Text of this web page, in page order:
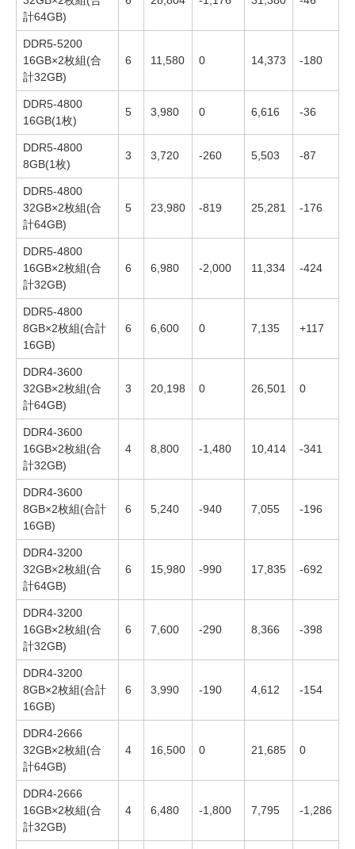
計64GB)
DDR5-5200
16GB×2枚組(合
計32GB)
6 11,580 0 14,373 -180
DDR5-4800
16GB(1枚)
5 3,980 0 6,616 -36
DDR5-4800
8GB(1枚)
3 3,720 -260 5,503 -87
DDR5-4800
32GB×2枚組(合
計64GB)
5 23,980 -819 25,281 -176
DDR5-4800
16GB×2枚組(合
計32GB)
6 6,980 -2,000 11,334 -424
DDR5-4800
8GB×2枚組(合計
16GB)
6 6,600 0 7,135 +117
DDR4-3600
32GB×2枚組(合
計64GB)
3 20,198 0 26,501 0
DDR4-3600
16GB×2枚組(合
計32GB)
4 8,800 -1,480 10,414 -341
DDR4-3600
8GB×2枚組(合計
16GB)
6 5,240 -940 7,055 -196
DDR4-3200
32GB×2枚組(合
計64GB)
6 15,980 -990 17,835 -692
DDR4-3200
16GB×2枚組(合
計32GB)
6 7,600 -290 8,366 -398
DDR4-3200
8GB×2枚組(合計
16GB)
6 3,990 -190 4,612 -154
DDR4-2666
32GB×2枚組(合
計64GB)
4 16,500 0 21,685 0
DDR4-2666
16GB×2枚組(合
計32GB)
4 6,480 -1,800 7,795 -1,286